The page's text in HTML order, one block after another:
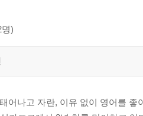
명)
어나고 자란, 이유 없이 영어를